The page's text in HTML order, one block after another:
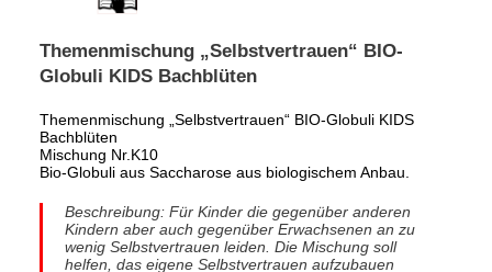
Themenmischung „Selbstvertrauen“ BIO-
Globuli KIDS Bachblüten
Themenmischung „Selbstvertrauen“ BIO-Globuli KIDS
Bachblüten
Mischung Nr.K10
Bio-Globuli aus Saccharose aus biologischem Anbau.
Beschreibung: Für Kinder die gegenüber anderen
Kindern aber auch gegenüber Erwachsenen an zu
wenig Selbstvertrauen leiden. Die Mischung soll
helfen, das eigene Selbstvertrauen aufzubauen